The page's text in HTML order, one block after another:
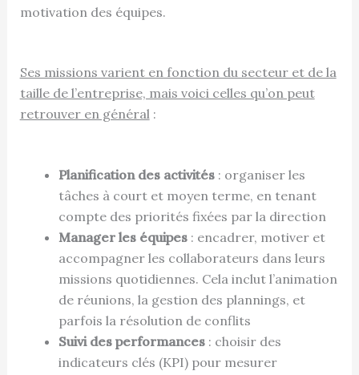
motivation des équipes.
Ses missions varient en fonction du secteur et de la
taille de l’entreprise, mais voici celles qu’on peut
retrouver en général:
Planification des activités: organiser les
tâches à court et moyen terme, en tenant
compte des priorités fixées par la direction
Manager les équipes: encadrer, motiver et
accompagner les collaborateurs dans leurs
missions quotidiennes. Cela inclut l’animation
de réunions, la gestion des plannings, et
parfois la résolution de conflits
Suivi des performances: choisir des
indicateurs clés (KPI) pour mesurer